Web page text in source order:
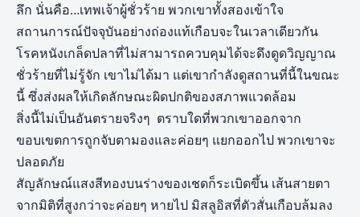
ลึก นั่นคือ…เทพเจ้าผู้ชั่วร้าย พวกเขาทั้งสองเข้าใจ
สถานการณ์ปัจจุบันอย่างถ่องแท้เกือบจะในเวลาเดียวกัน
โรคหนังเกล็ดปลาที่ไม่สามารถควบคุมได้จะดึงดูดวิญญาณ
ชั่วร้ายที่ไม่รู้จัก เขาไม่ได้มา แต่เขากำลังดูสถานที่นี้ในขณะ
นี้ ซึ่งส่งผลให้เกิดลักษณะผิดปกติของสภาพแวดล้อม
สิ่งนี้ไม่เป็นอันตรายจริงๆ ตราบใดที่พวกเขาออกจาก
ขอบเขตการถูกจับตามองและค่อยๆ แยกออกไป พวกเขาจะ
ปลอดภัย
สัญลักษณ์แสงสีทองบนร่างของเชดก็ระเบิดขึ้น เส้นสายตา
จากมิติที่สูงกว่าจะค่อยๆ หายไป มิสลูอิสที่ตัวสั่นเกือบล้มลง